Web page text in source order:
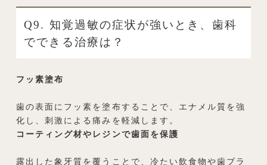
Q9. 知覚過敏の症状が強いとき、歯科
でできる治療は？
フッ素塗布
歯の表面にフッ素を塗布することで、エナメル質を強
化し、刺激による痛みを軽減します。
コーティング材やレジンで歯面を保護
露出した象牙質を覆うことで、冷たい飲食物や歯ブラ